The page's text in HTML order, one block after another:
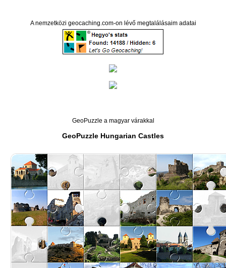
A nemzetközi geocaching.com-on lévő megtalálásaim adatai
GeoPuzzle a magyar várakkal
GeoPuzzle Hungarian Castles